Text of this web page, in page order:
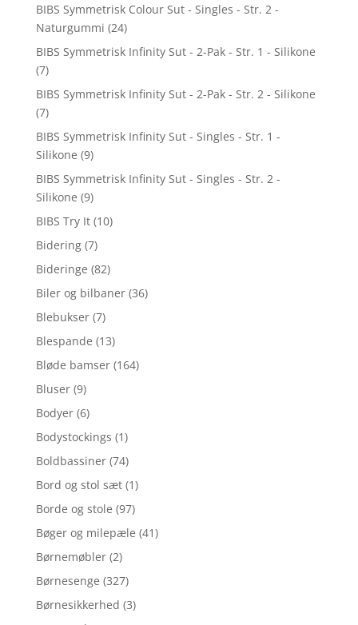
BIBS Symmetrisk Colour Sut - Singles - Str. 2 -
Naturgummi (24)
BIBS Symmetrisk Infinity Sut - 2-Pak - Str. 1 - Silikone
(7)
BIBS Symmetrisk Infinity Sut - 2-Pak - Str. 2 - Silikone
(7)
BIBS Symmetrisk Infinity Sut - Singles - Str. 1 -
Silikone (9)
BIBS Symmetrisk Infinity Sut - Singles - Str. 2 -
Silikone (9)
BIBS Try It (10)
Bidering (7)
Bideringe (82)
Biler og bilbaner (36)
Blebukser (7)
Blespande (13)
Bløde bamser (164)
Bluser (9)
Bodyer (6)
Bodystockings (1)
Boldbassiner (74)
Bord og stol sæt (1)
Borde og stole (97)
Bøger og milepæle (41)
Børnemøbler (2)
Børnesenge (327)
Børnesikkerhed (3)